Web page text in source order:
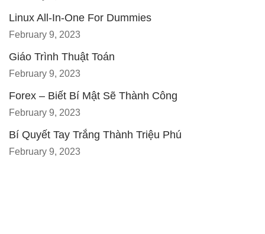
Linux All-In-One For Dummies
February 9, 2023
Giáo Trình Thuật Toán
February 9, 2023
Forex – Biết Bí Mật Sẽ Thành Công
February 9, 2023
Bí Quyết Tay Trắng Thành Triệu Phú
February 9, 2023